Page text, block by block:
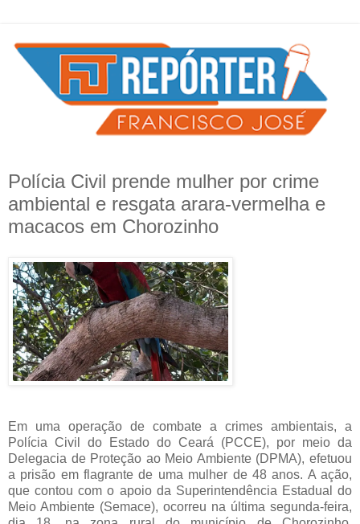
Polícia Civil prende mulher por crime
ambiental e resgata arara-vermelha e
macacos em Chorozinho
Em uma operação de combate a crimes ambientais, a
Polícia Civil do Estado do Ceará (PCCE), por meio da
Delegacia de Proteção ao Meio Ambiente (DPMA), efetuou
a prisão em flagrante de uma mulher de 48 anos. A ação,
que contou com o apoio da Superintendência Estadual do
Meio Ambiente (Semace), ocorreu na última segunda-feira,